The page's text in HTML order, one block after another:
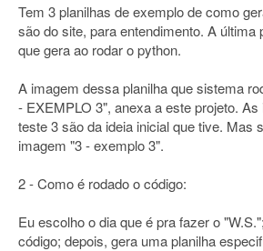
Tem 3 planilhas de exemplo de como
são do site, para entendimento. A última
que gera ao rodar o python.
A imagem dessa planilha que sistema
- EXEMPLO 3", anexa a este projeto.
teste 3 são da ideia inicial que tive. Mas
imagem "3 - exemplo 3".
2 - Como é rodado o código:
Eu escolho o dia que é pra fazer o
código; depois, gera uma planilha